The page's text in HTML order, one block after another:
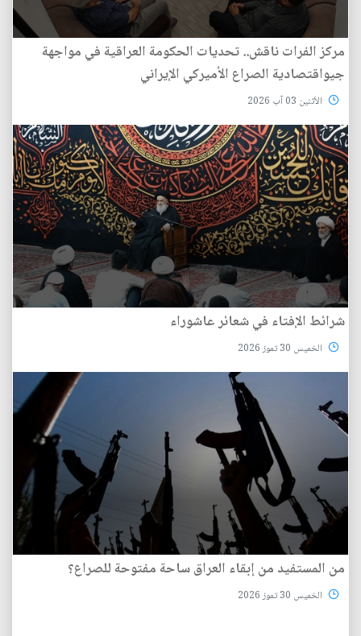
مركز الفرات ناقش.. تحديات الحكومة العراقية في مواجهة
جيواقتصادية الصراع الأميركي الإيراني
الأثنين 03 آب 2026
شرائط الإفتاء في شعائر عاشوراء
الخميس 30 تموز 2026
من المستفيد من إبقاء العراق ساحة مفتوحة للصراع؟
الخميس 30 تموز 2026